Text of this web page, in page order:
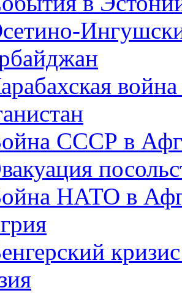
СССР в
НАТО в